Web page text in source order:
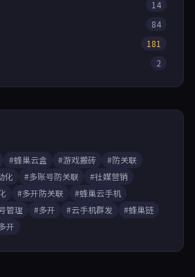
14
84
181
2
#蜂巢云盒 #游戏搬砖
#防关联
化 #多账号防关联
#社媒营销
#多开防关联
#蜂巢云手机
管理 #多开 #云手机群发
#蜂巢链
开